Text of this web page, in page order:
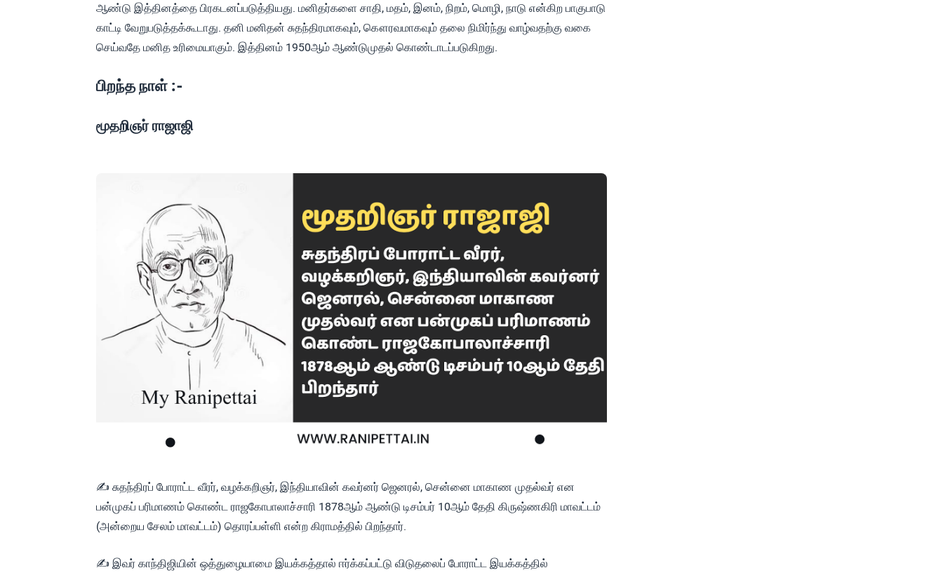
ஆண்டு இத்தினத்தை பிரகடனப்படுத்தியது. மனிதர்களை சாதி, மதம், இனம், நிறம், மொழி, நாடு என்கிற பாகுபாடு
காட்டி வேறுபடுத்தக்கூடாது. தனி மனிதன் சுதந்திரமாகவும், கௌரவமாகவும் தலை நிமிர்ந்து வாழ்வதற்கு வகை
செய்வதே மனித உரிமையாகும். இத்தினம் 1950ஆம் ஆண்டுமுதல் கொண்டாடப்படுகிறது.
பிறந்த நாள் :-
மூதறிஞர் ராஜாஜி
✍ சுதந்திரப் போராட்ட வீரர், வழக்கறிஞர், இந்தியாவின் கவர்னர் ஜெனரல், சென்னை மாகாண முதல்வர் என
பன்முகப் பரிமாணம் கொண்ட ராஜகோபாலாச்சாரி 1878ஆம் ஆண்டு டிசம்பர் 10ஆம் தேதி கிருஷ்ணகிரி மாவட்டம்
(அன்றைய சேலம் மாவட்டம்) தொரப்பள்ளி என்ற கிராமத்தில் பிறந்தார்.
✍ இவர் காந்திஜியின் ஒத்துழையாமை இயக்கத்தால் ஈர்க்கப்பட்டு விடுதலைப் போராட்ட இயக்கத்தில்